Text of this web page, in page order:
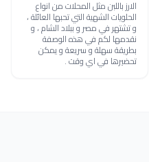
الارز باللبن مثل المحلات من انواع
الحلويات الشهية التي تحبها العائلة ،
و تشتهر في مصر و ببلاد الشام ، و
نقدمها لكم في هذه الوصفة
بطريقة سهلة و سريعة و يمكن
تحضيرها في اي وقت .